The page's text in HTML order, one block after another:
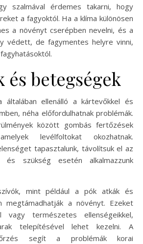
szalmával érdemes takarni, hogy
a fagyoktól. Ha a klíma különösen
a növényt cserépben nevelni, és a
védett, de fagymentes helyre vinni,
és betegségek
általában ellenálló a kártevőkkel és
néha előfordulhatnak problémák.
között gombás fertőzések
levélfoltokat okozhatnak.
tapasztalunk, távolítsuk el az
szükség esetén alkalmazzunk
mint például a pók atkák és
megtámadhatják a növényt. Ezeket
vagy természetes ellenségeikkel,
telepítésével lehet kezelni. A
segít a problémák korai